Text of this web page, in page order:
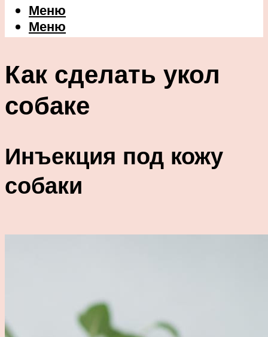
Меню
Меню
Как сделать укол
собаке
Инъекция под кожу
собаки